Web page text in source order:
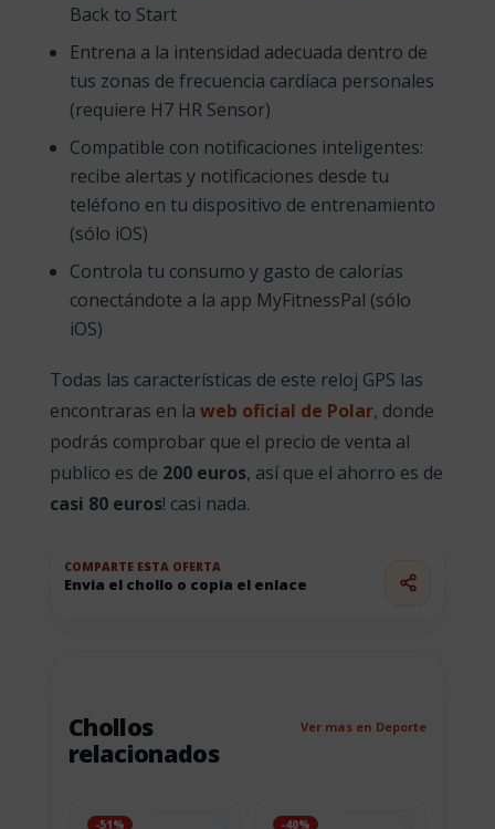
Back to Start
Entrena a la intensidad adecuada dentro de
tus zonas de frecuencia cardíaca personales
(requiere H7 HR Sensor)
Compatible con notificaciones inteligentes:
recibe alertas y notificaciones desde tu
teléfono en tu dispositivo de entrenamiento
(sólo iOS)
Controla tu consumo y gasto de calorías
conectándote a la app MyFitnessPal (sólo
iOS)
Todas las características de este reloj GPS las
encontraras en la web oficial de Polar, donde
podrás comprobar que el precio de venta al
publico es de 200 euros, así que el ahorro es de
casi 80 euros! casi nada.
COMPARTE ESTA OFERTA
Envia el chollo o copia el enlace
Chollos
relacionados
Ver mas en Deporte
-51% -40%